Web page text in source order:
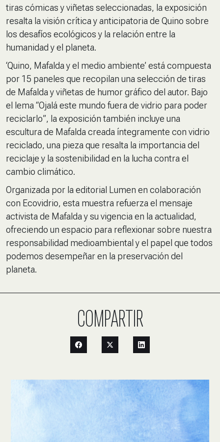
tiras cómicas y viñetas seleccionadas, la exposición
resalta la visión crítica y anticipatoria de Quino sobre
los desafíos ecológicos y la relación entre la
humanidad y el planeta.
‘Quino, Mafalda y el medio ambiente’ está compuesta
por 15 paneles que recopilan una selección de tiras
de Mafalda y viñetas de humor gráfico del autor. Bajo
el lema“Ojalá este mundo fuera de vidrio para poder
reciclarlo”, la exposición también incluye una
escultura de Mafalda creada íntegramente con vidrio
reciclado, una pieza que resalta la importancia del
reciclaje y la sostenibilidad en la lucha contra el
cambio climático.
Organizada por la editorial Lumen en colaboración
con Ecovidrio, esta muestra refuerza el mensaje
activista de Mafalda y su vigencia en la actualidad,
ofreciendo un espacio para reflexionar sobre nuestra
responsabilidad medioambiental y el papel que todos
podemos desempeñar en la preservación del
planeta.
COMPARTIR